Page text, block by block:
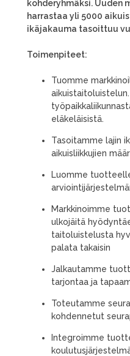
kohderyhmäksi. Uuden
harrastaa yli 5000
ikäjakauma tasoittuu
Toimenpiteet:
Tuomme
eläkeläisistä.
Tasoitamme lajin
aikuisliikkujien
Luomme
Markkinoimme
ulkojäitä
taitoluistelusta
palata takaisin
Jalkautamme
tarjontaa ja
Toteutamme
kohdennetut
Integroimme